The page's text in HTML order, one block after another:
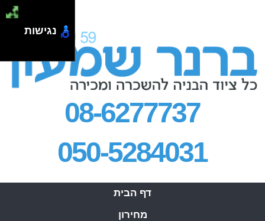
08-6277737
050-5284031
דף הבית
מחירון
נגישות